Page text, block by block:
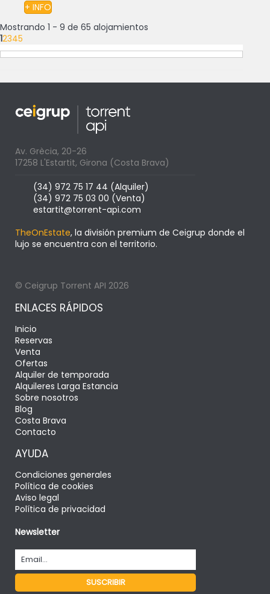
+ INFO
Mostrando 1 - 9 de 65 alojamientos
12345
Av. Grècia, 20-26
17258 L'Estartit, Girona (Costa Brava)
(34) 972 75 17 44 (Alquiler)
(34) 972 75 03 00 (Venta)
estartit@torrent-api.com
TheOnEstate, la división premium de Ceigrup donde el
lujo se encuentra con el territorio.
© Ceigrup Torrent API 2026
ENLACES RÁPIDOS
Inicio
Reservas
Venta
Ofertas
Alquiler de temporada
Alquileres Larga Estancia
Sobre nosotros
Blog
Costa Brava
Contacto
AYUDA
Condiciones generales
Política de cookies
Aviso legal
Política de privacidad
Newsletter